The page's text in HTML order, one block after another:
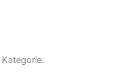
Kategorie: